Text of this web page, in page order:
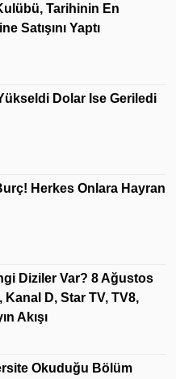
Tarihinin En
Satışını Yaptı
Dolar Ise Geriledi
Herkes Onlara Hayran
Diziler Var? 8 Ağustos
Kanal D, Star TV, TV8,
Akışı
Okuduğu Bölüm